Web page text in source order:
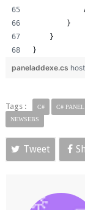
        }
    }
}
paneladdexe.cs
Tags : C# C#
NEWSEBS
Tweet